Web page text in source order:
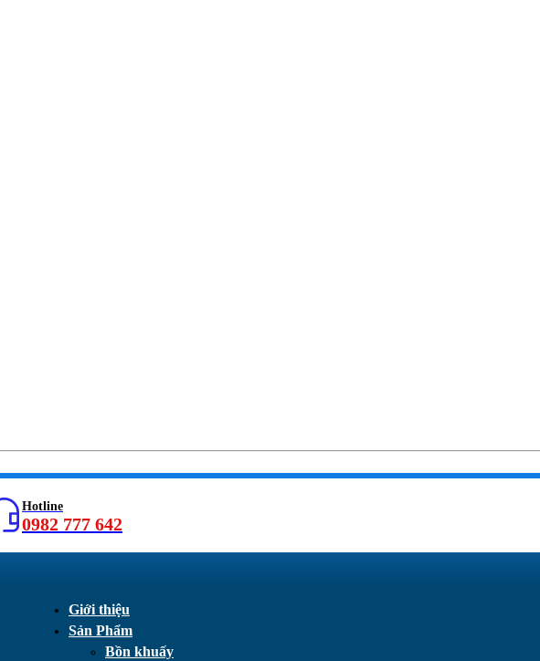
Hotline
0982 777 642
Giới thiệu
Sản Phẩm
Bồn khuấy